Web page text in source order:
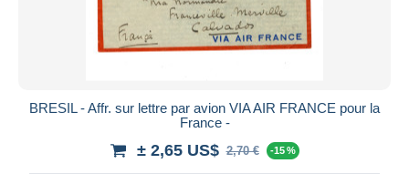
BRESIL - Affr. sur lettre par avion VIA AIR FRANCE pour la
France -
± 2,65 US$ 2,70 € -15 %